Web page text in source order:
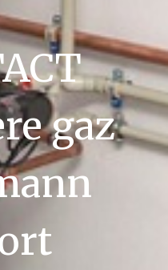
gaz